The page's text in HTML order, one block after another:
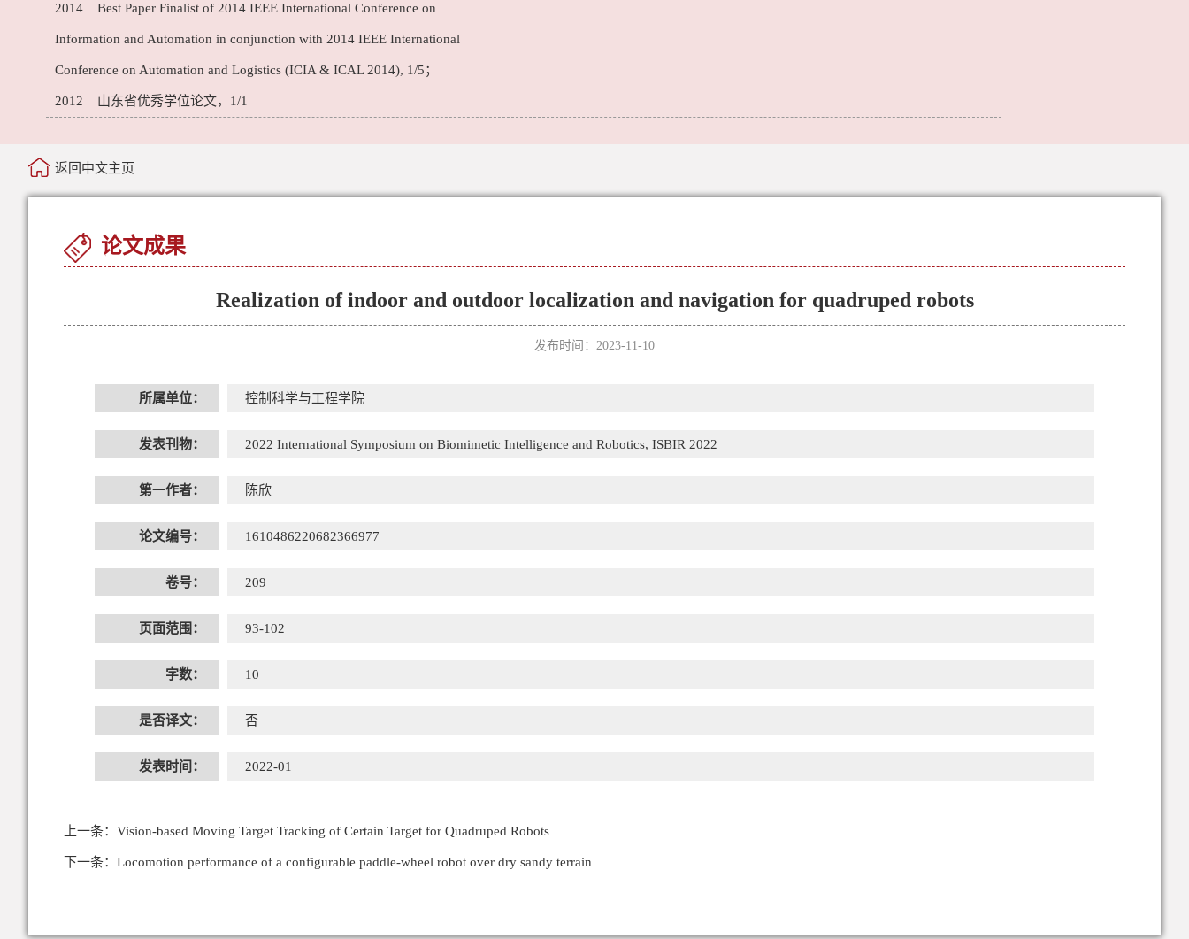
2014 Best Paper Finalist of 2014 IEEE International Conference on
Information and Automation in conjunction with 2014 IEEE International
Conference on Automation and Logistics (ICIA & ICAL 2014), 1/5；
2012 山东省优秀学位论文，1/1
返回中文主页
论文成果
Realization of indoor and outdoor localization and navigation for quadruped robots
发布时间：2023-11-10
所属单位： 控制科学与工程学院
发表刊物： 2022 International Symposium on Biomimetic Intelligence and Robotics, ISBIR 2022
第一作者： 陈欣
论文编号： 1610486220682366977
卷号： 209
页面范围： 93-102
字数： 10
是否译文： 否
发表时间： 2022-01
上一条： Vision-based Moving Target Tracking of Certain Target for Quadruped Robots
下一条： Locomotion performance of a configurable paddle-wheel robot over dry sandy terrain